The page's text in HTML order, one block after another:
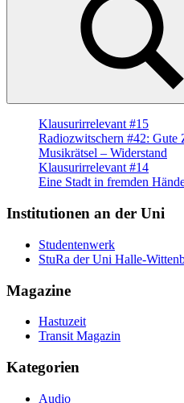
Suchen
Klausurirrelevant #15
Radiozwitschern #42: Gute
Musikrätsel – Widerstand
Klausurirrelevant #14
Eine Stadt in fremden
Institutionen an der Uni
Studentenwerk
StuRa der Uni Halle-
Magazine
Hastuzeit
Transit Magazin
Kategorien
Audio